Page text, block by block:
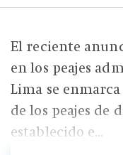
El reciente
en los peajes
Lima se
de los peajes de
establecido e...